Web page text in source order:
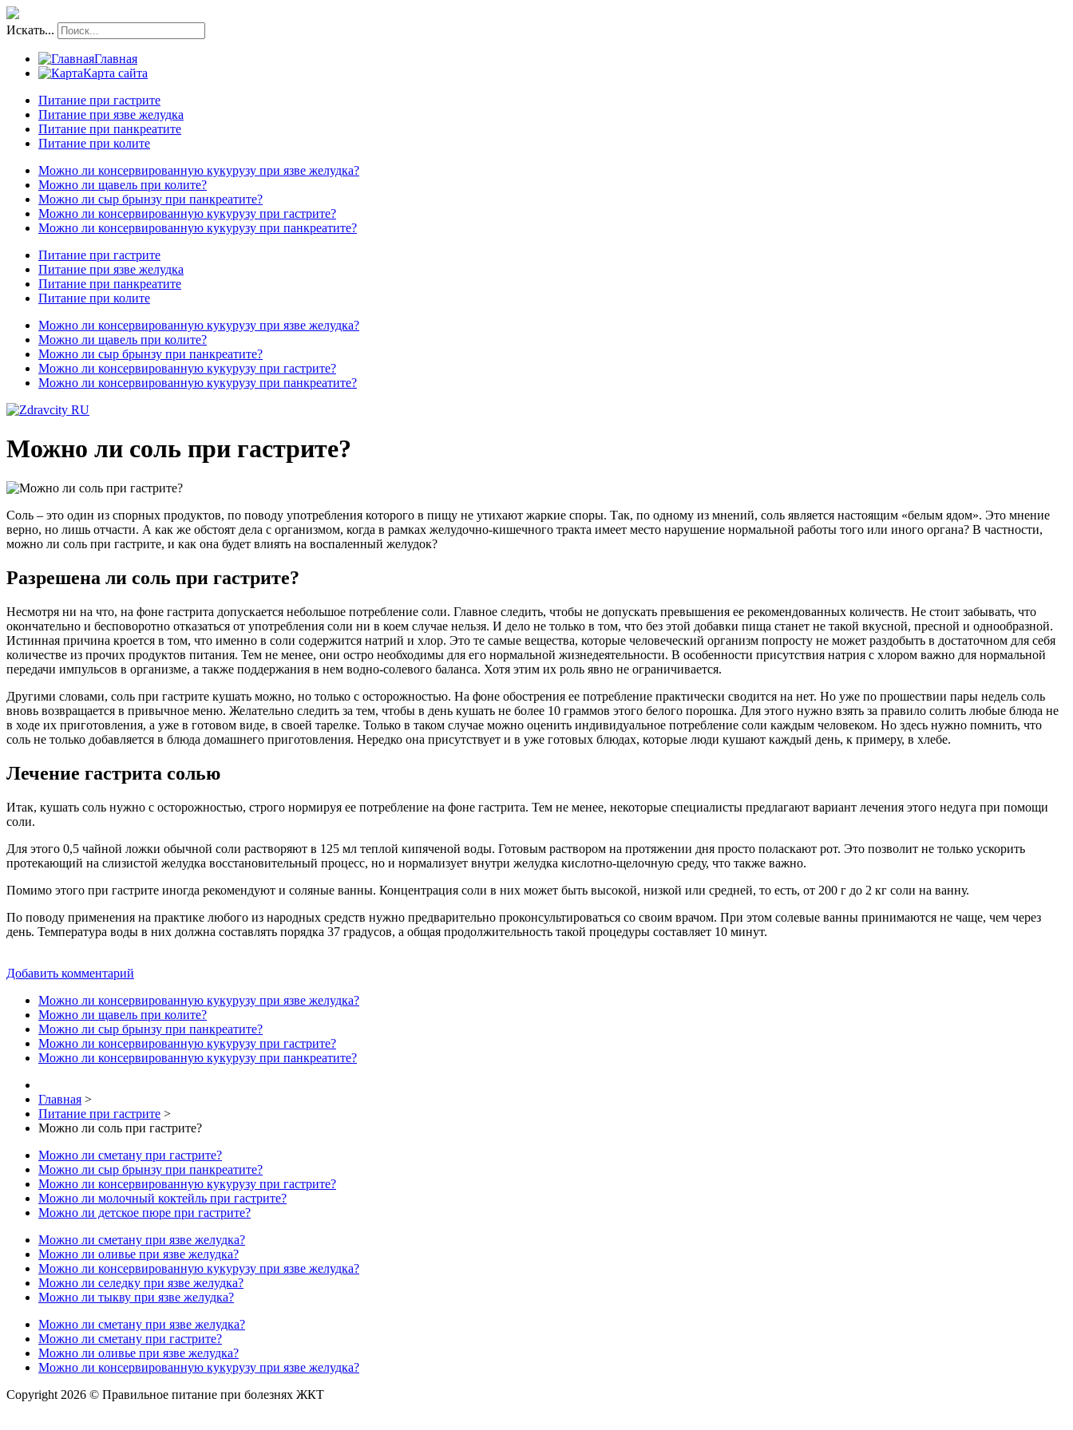
Искать...
Главная
Карта сайта
Питание при гастрите
Питание при язве желудка
Питание при панкреатите
Питание при колите
Можно ли консервированную кукурузу при язве желудка?
Можно ли щавель при колите?
Можно ли сыр брынзу при панкреатите?
Можно ли консервированную кукурузу при гастрите?
Можно ли консервированную кукурузу при панкреатите?
Питание при гастрите
Питание при язве желудка
Питание при панкреатите
Питание при колите
Можно ли консервированную кукурузу при язве желудка?
Можно ли щавель при колите?
Можно ли сыр брынзу при панкреатите?
Можно ли консервированную кукурузу при гастрите?
Можно ли консервированную кукурузу при панкреатите?
Можно ли соль при гастрите?
Соль – это один из спорных продуктов, по поводу употребления которого в пищу не утихают жаркие споры. Так, по одному из мнений, соль является настоящим «белым ядом». Это мнение
верно, но лишь отчасти. А как же обстоят дела с организмом, когда в рамках желудочно-кишечного тракта имеет место нарушение нормальной работы того или иного органа? В частности,
можно ли соль при гастрите, и как она будет влиять на воспаленный желудок?
Разрешена ли соль при гастрите?
Несмотря ни на что, на фоне гастрита допускается небольшое потребление соли. Главное следить, чтобы не допускать превышения ее рекомендованных количеств. Не стоит забывать, что
окончательно и бесповоротно отказаться от употребления соли ни в коем случае нельзя. И дело не только в том, что без этой добавки пища станет не такой вкусной, пресной и однообразной.
Истинная причина кроется в том, что именно в соли содержится натрий и хлор. Это те самые вещества, которые человеческий организм попросту не может раздобыть в достаточном для себя
количестве из прочих продуктов питания. Тем не менее, они остро необходимы для его нормальной жизнедеятельности. В особенности присутствия натрия с хлором важно для нормальной
передачи импульсов в организме, а также поддержания в нем водно-солевого баланса. Хотя этим их роль явно не ограничивается.
Другими словами, соль при гастрите кушать можно, но только с осторожностью. На фоне обострения ее потребление практически сводится на нет. Но уже по прошествии пары недель соль
вновь возвращается в привычное меню. Желательно следить за тем, чтобы в день кушать не более 10 граммов этого белого порошка. Для этого нужно взять за правило солить любые блюда не
в ходе их приготовления, а уже в готовом виде, в своей тарелке. Только в таком случае можно оценить индивидуальное потребление соли каждым человеком. Но здесь нужно помнить, что
соль не только добавляется в блюда домашнего приготовления. Нередко она присутствует и в уже готовых блюдах, которые люди кушают каждый день, к примеру, в хлебе.
Лечение гастрита солью
Итак, кушать соль нужно с осторожностью, строго нормируя ее потребление на фоне гастрита. Тем не менее, некоторые специалисты предлагают вариант лечения этого недуга при помощи
соли.
Для этого 0,5 чайной ложки обычной соли растворяют в 125 мл теплой кипяченой воды. Готовым раствором на протяжении дня просто поласкают рот. Это позволит не только ускорить
протекающий на слизистой желудка восстановительный процесс, но и нормализует внутри желудка кислотно-щелочную среду, что также важно.
Помимо этого при гастрите иногда рекомендуют и соляные ванны. Концентрация соли в них может быть высокой, низкой или средней, то есть, от 200 г до 2 кг соли на ванну.
По поводу применения на практике любого из народных средств нужно предварительно проконсультироваться со своим врачом. При этом солевые ванны принимаются не чаще, чем через
день. Температура воды в них должна составлять порядка 37 градусов, а общая продолжительность такой процедуры составляет 10 минут.
Добавить комментарий
Можно ли консервированную кукурузу при язве желудка?
Можно ли щавель при колите?
Можно ли сыр брынзу при панкреатите?
Можно ли консервированную кукурузу при гастрите?
Можно ли консервированную кукурузу при панкреатите?
Главная >
Питание при гастрите >
Можно ли соль при гастрите?
Можно ли сметану при гастрите?
Можно ли сыр брынзу при панкреатите?
Можно ли консервированную кукурузу при гастрите?
Можно ли молочный коктейль при гастрите?
Можно ли детское пюре при гастрите?
Можно ли сметану при язве желудка?
Можно ли оливье при язве желудка?
Можно ли консервированную кукурузу при язве желудка?
Можно ли селедку при язве желудка?
Можно ли тыкву при язве желудка?
Можно ли сметану при язве желудка?
Можно ли сметану при гастрите?
Можно ли оливье при язве желудка?
Можно ли консервированную кукурузу при язве желудка?
Copyright 2026 © Правильное питание при болезнях ЖКТ